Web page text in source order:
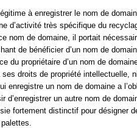
à enregistrer le nom de
d’activité très spécifique du
nom de domaine, il portait
de bénéficier d’un nom de
du propriétaire d’un nom de
droits de propriété intellectuelle,
enregistre un nom de domaine a
d’enregistrer un autre nom de
fortement distinctif pour désigner